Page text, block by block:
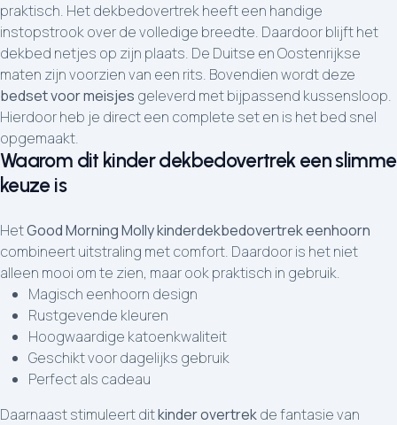
praktisch. Het dekbedovertrek heeft een handige
instopstrook over de volledige breedte. Daardoor blijft het
dekbed netjes op zijn plaats. De Duitse en Oostenrijkse
maten zijn voorzien van een rits. Bovendien wordt deze
bedset voor meisjes geleverd met bijpassend kussensloop.
Hierdoor heb je direct een complete set en is het bed snel
opgemaakt.
Waarom dit kinder dekbedovertrek een slimme
keuze is
HetGood Morning Molly kinderdekbedovertrek eenhoorn
combineert uitstraling met comfort. Daardoor is het niet
alleen mooi om te zien, maar ook praktisch in gebruik.
Magisch eenhoorn design
Rustgevende kleuren
Hoogwaardige katoenkwaliteit
Geschikt voor dagelijks gebruik
Perfect als cadeau
Daarnaast stimuleert ditkinder overtrekde fantasie van